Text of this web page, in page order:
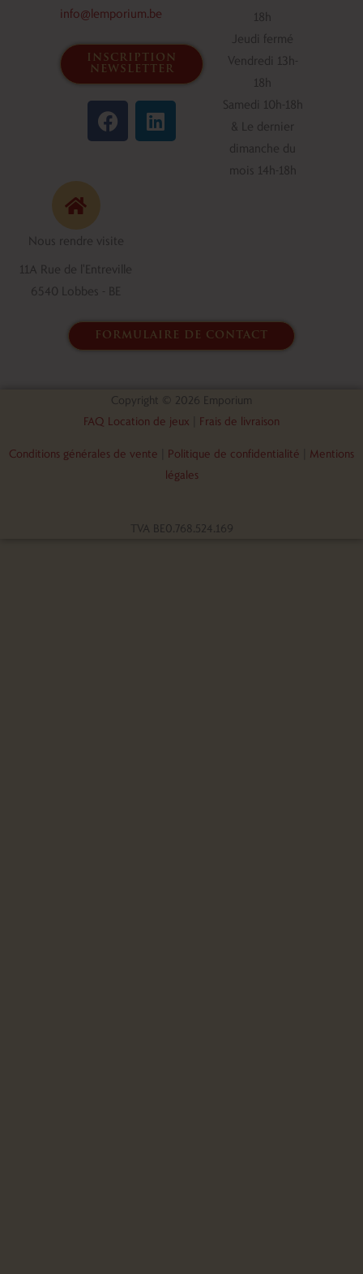
info@lemporium.be
inscription
newsletter
F
a
c
o
k
L
i
n
18h
Jeudi fermé
Vendredi 13h-
18h
Samedi 10h-18h
& Le dernier
dimanche du
mois 14h-18h
Nous rendre visite
11A Rue de l'Entreville
6540 Lobbes - BE
formulaire de contact
Copyright © 2026 Emporium
FAQ Location de jeux
Frais de livraison
Conditions générales de vente Politique de confidentialité
Mentions
légales
TVA BE0.768.524.169